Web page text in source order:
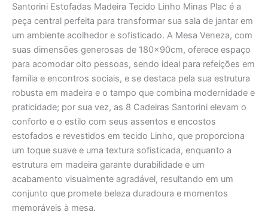
Santorini Estofadas Madeira Tecido Linho Minas Plac é a
peça central perfeita para transformar sua sala de jantar em
um ambiente acolhedor e sofisticado. A Mesa Veneza, com
suas dimensões generosas de 180x90cm, oferece espaço
para acomodar oito pessoas, sendo ideal para refeições em
família e encontros sociais, e se destaca pela sua estrutura
robusta em madeira e o tampo que combina modernidade e
praticidade; por sua vez, as 8 Cadeiras Santorini elevam o
conforto e o estilo com seus assentos e encostos
estofados e revestidos em tecido Linho, que proporciona
um toque suave e uma textura sofisticada, enquanto a
estrutura em madeira garante durabilidade e um
acabamento visualmente agradável, resultando em um
conjunto que promete beleza duradoura e momentos
memoráveis à mesa.